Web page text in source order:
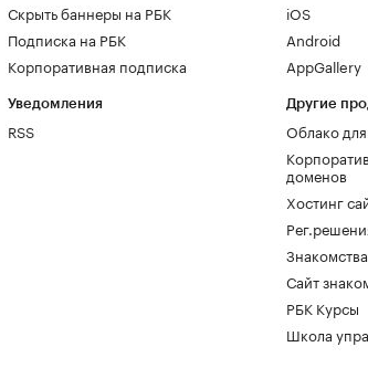
Скрыть баннеры на РБК
Подписка на РБК
Корпоративная подписка
Уведомления
RSS
iOS
Android
AppGallery
Другие
Облако
доменов
Хостинг
Знакомства
Сайт
РБК Курсы
Школа